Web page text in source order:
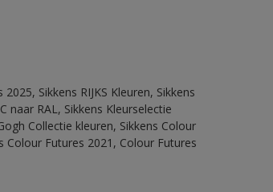
Sikkens RIJKS Kleuren, Sikkens
naar RAL, Sikkens Kleurselectie
Collectie kleuren, Sikkens Colour
Colour Futures 2021, Colour Futures